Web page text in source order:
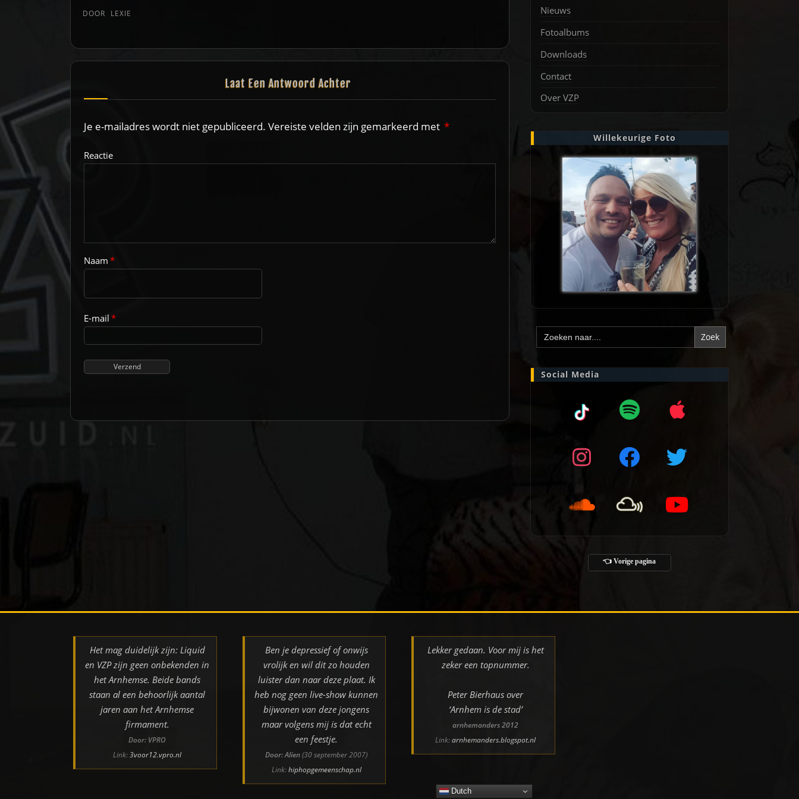
DOOR LEXIE
Laat Een Antwoord Achter
Je e-mailadres wordt niet gepubliceerd. Vereiste velden zijn gemarkeerd met *
Reactie
Naam*
E-mail*
Nieuws
Fotoalbums
Downloads
Contact
Over VZP
Willekeurige Foto
Zoek
naar:
Social Media
👈 Vorige pagina
Het mag duidelijk zijn: Liquid
en VZP zijn geen onbekenden in
het Arnhemse. Beide bands
staan al een behoorlijk aantal
jaren aan het Arnhemse
firmament.
Door: VPRO
Link:3voor12.vpro.nl
Ben je depressief of onwijs
vrolijk en wil dit zo houden
luister dan naar deze plaat. Ik
heb nog geen live-show kunnen
bijwonen van deze jongens
maar volgens mij is dat echt
een feestje.
Door: Alien(30 september 2007)
Link:hiphopgemeenschap.nl
Lekker gedaan. Voor mij is het
zeker een topnummer.
Peter Bierhaus over
‘Arnhem is de stad’
arnhemanders 2012
Link:arnhemanders.blogspot.nl
Dutch